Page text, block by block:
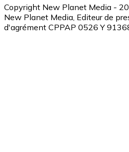
Copyright New Planet Media -
New Planet Media, Editeur de
d'agrément CPPAP 0526 Y